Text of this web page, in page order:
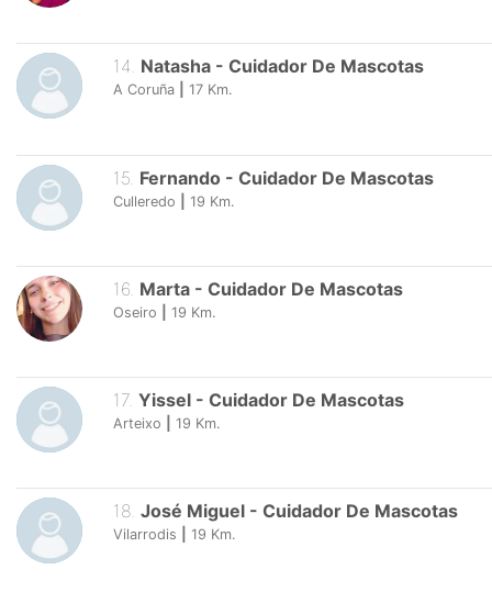
14. Natasha - Cuidador De Mascotas
A Coruña 17 Km.
15 Fernando - Cuidador De Mascotas
Culleredo 19 Km.
16 Marta - Cuidador De Mascotas
Oseiro 19 Km.
17. Yissel - Cuidador De Mascotas
Arteixo 19 Km.
18. José Miguel - Cuidador De Mascotas
Vilarrodis 19 Km.